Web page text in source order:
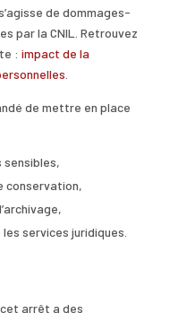
de dommages-
par la CNIL. Retrouvez
: impact de la
de mettre en place
conservation,
services juridiques.
arrêt a des